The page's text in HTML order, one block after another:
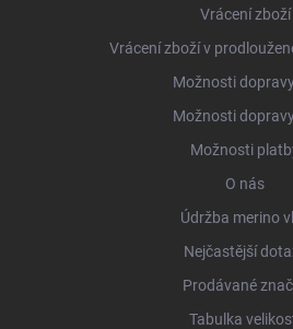
Vrácení zboží
Vrácení zboží v
Možnosti
Možnosti
Možnosti
O nás
Údržba merino
Nejčastější
Prodávané
Tabulka